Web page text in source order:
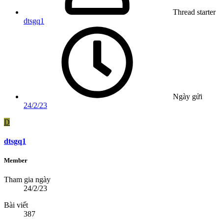
Thread starter
dtsgq1
Ngày gửi
24/2/23
D
dtsgq1
Member
Tham gia ngày
24/2/23
Bài viết
387